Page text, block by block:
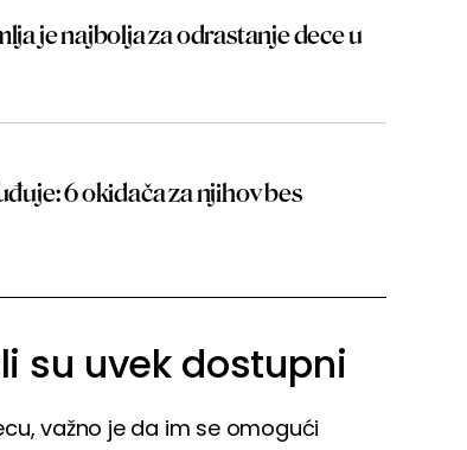
je najbolja za odrastanje dece u
6 okidača za njihov bes
su uvek dostupni
važno je da im se omogući